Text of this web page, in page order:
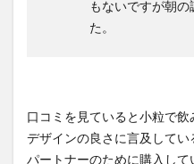
もないですが朝の
た。
口コミを見ていると小粒で
デザインの良さに言及してい
パートナーのために購入して